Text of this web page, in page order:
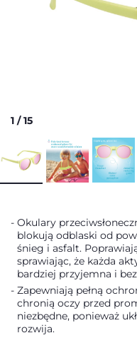
1 /15
Okulary
blokują odblaski od
śnieg i asfalt.
sprawiając, że każda
bardziej przyjemna i
Zapewniają pełną
chronią oczy przed
niezbędne, ponieważ
rozwija.